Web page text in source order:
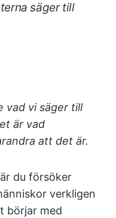
säger till
vad vi säger till
är vad
att det är.
du försöker
verkligen
börjar med